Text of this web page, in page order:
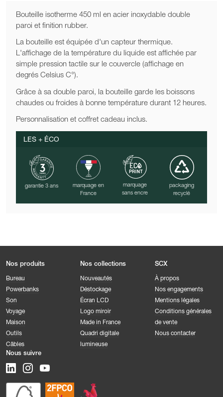
Bouteille isotherme 450 ml en acier inoxydable double
paroi et finition rubber.
La bouteille est équipée d'un capteur thermique.
L'affichage de la température du liquide est affichée par
simple pression tactile sur le couvercle (affichage en
degrés Celsius C°).
Grâce à sa double paroi, la bouteille garde les boissons
chaudes ou froides à bonne température durant 12 heures.
Personnalisation et coffret cadeau inclus.
LES + ÉCO
garantie 3 ans
marquage en
France
marquage
sans encre
packaging
recyclé
Nos produits
Bureau
Powerbanks
Son
Voyage
Maison
Outils
Câbles
Nos collections
Nouveautés
Déstockage
Écran LCD
Logo miroir
Made in France
Quadri digitale
lumineuse
SCX
À propos
Nos engagements
Mentions légales
Conditions générales
de vente
Nous contacter
Nous suivre